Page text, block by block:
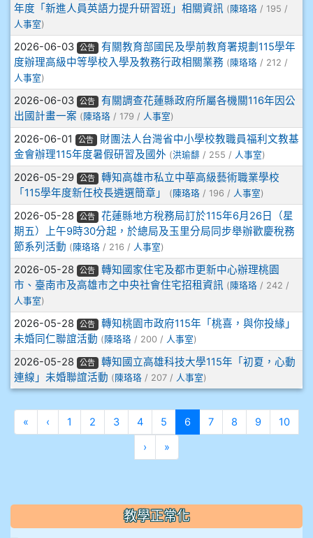
909林朝智
910謝尚橙
910呂芃澔
910溫婕伶
911王祉傑
911張 婷
912彭子宸
914王苡澄
年度「新進人員英語力提升研習班」相關資訊 ( 陳珞珞 / 195 /
人事室)
2026-06-03 公告
有關教育部國民及學前教育署規劃115學年
度辦理高級中等學校入學及教務行政相關業務 (陳珞珞 / 212 /
人事室)
2026-06-03 公告
有關調查花蓮縣政府所屬各機關116年因公
出國計畫一案 ( 陳珞珞 / 179 / 人事室)
2026-06-01 公告
財團法人台灣省中小學校教職員福利文教基
金會辦理115年度暑假研習及國外 (洪瑜馡 / 255 / 人事室)
2026-05-29 公告
轉知高雄市私立中華高級藝術職業學校
「115學年度新任校長遴選簡章」
( 陳珞珞 / 196 / 人事室)
2026-05-28 公告
花蓮縣地方稅務局訂於115年6月26日（星
期五）上午9時30分起，於總局及玉里分局同步舉辦歡慶稅務
節系列活動 (陳珞珞 / 216 / 人事室)
2026-05-28 公告
轉知國家住宅及都市更新中心辦理桃園
市、臺南市及高雄市之中央社會住宅招租資訊 ( 陳珞珞 / 242 /
人事室)
2026-05-28 公告
轉知桃園市政府115年「桃喜，與你投緣」
未婚同仁聯誼活動 (陳珞珞 / 200 / 人事室)
2026-05-28 公告
轉知國立高雄科技大學115年「初夏，心動
連線」未婚聯誼活動 ( 陳珞珞 / 207 / 人事室)
« 第一頁
‹ 上一頁
1 2 3 4 5 6(目前頁次)
7 8 9
10
›下一頁
»最後頁
教學正常化